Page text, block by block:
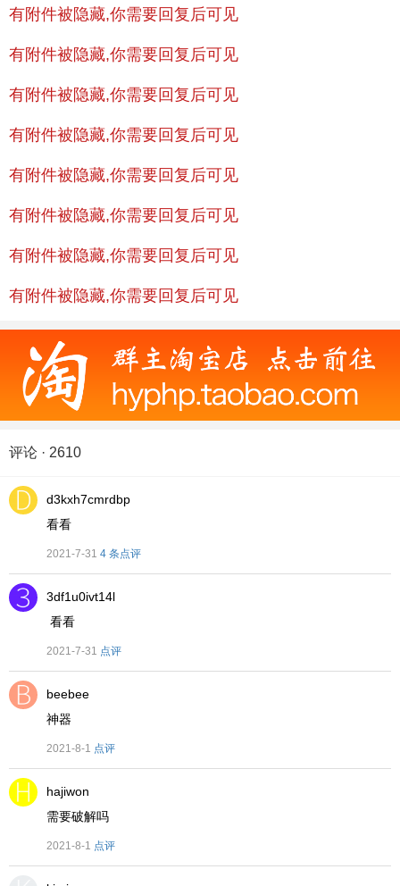
有附件被隐藏,你需要回复后可见
有附件被隐藏,你需要回复后可见
有附件被隐藏,你需要回复后可见
有附件被隐藏,你需要回复后可见
有附件被隐藏,你需要回复后可见
有附件被隐藏,你需要回复后可见
有附件被隐藏,你需要回复后可见
有附件被隐藏,你需要回复后可见
评论 · 2610
d3kxh7cmrdbp
看看
2021-7-31 4 条点评
3df1u0ivt14l
看看
2021-7-31 点评
beebee
神器
2021-8-1 点评
hajiwon
需要破解吗
2021-8-1 点评